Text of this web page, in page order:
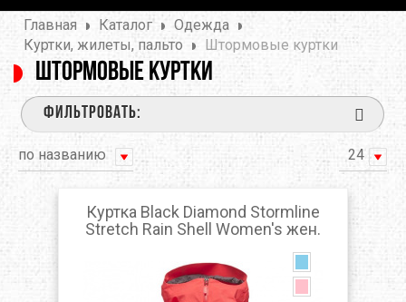
Главная Каталог
Одежда
Куртки, жилеты, пальто
Штормовые куртки
Штормовые куртки
ФИЛЬТРОВАТЬ:
по названию 24
Куртка Black Diamond Stormline
Stretch Rain Shell Women's жен.